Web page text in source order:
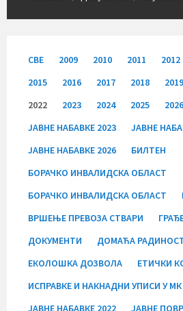
СВЕ 2009 2010 2011 2012
2015
2016 2017 2018 2019
2022
2023 2024 2025
2026
JАВНЕ НАБАВКЕ 2023
JАВНЕ
JАВНЕ НАБАВКЕ 2026
БИЛТЕН
БОРАЧКО ИНВАЛИДСКА ОБЛАСТ
БОРАЧКО ИНВАЛИДСКА ОБЛАСТ
ВРШЕЊЕ ПРЕВОЗА СТВАРИ
ДОКУМЕНТИ
ДОМАЋА
ЕКОЛОШКА ДОЗВОЛА
ЕТИЧКИ
ИСПРАВКЕ И НАКНАДНИ УПИСИ У МК
ЈАВНЕ НАБАВКЕ 2022
ЈАВНЕ